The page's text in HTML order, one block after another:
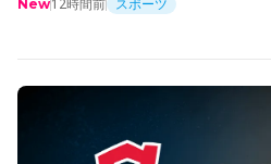
New12時間前 スポーツ